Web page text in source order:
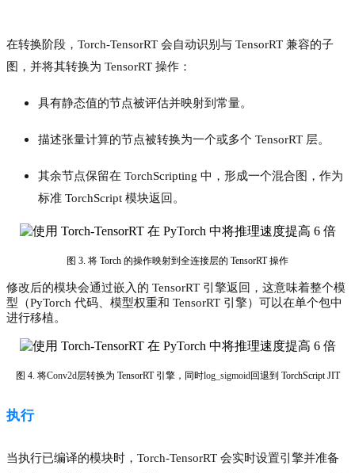
在转换阶段，Torch-TensorRT 会自动识别与 TensorRT 兼容的子
图，并将其转换为 TensorRT 操作：
具有静态值的节点被评估并映射到常量。
描述张量计算的节点被转换为一个或多个 TensorRT 层。
其余节点保留在 TorchScripting 中，形成一个混合图，作为
标准 TorchScript 模块返回。
图 3. 将 Torch 的操作映射到全连接层的 TensorRT 操作
修改后的模块会通过嵌入的 TensorRT 引擎返回，这意味着整个模
型（PyTorch 代码、模型权重和 TensorRT 引擎）可以在单个包中
进行移植。
图 4. 将Conv2d层转换为 TensorRT 引擎，同时log_sigmoid回退到 TorchScript JIT
执行
当执行已编译的模块时，Torch-TensorRT 会实时设置引擎并准备